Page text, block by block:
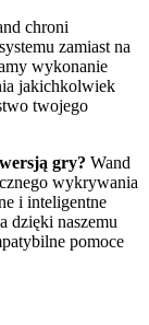
chroni
zamiast na
wykonanie
jakichkolwiek
twojego
gry? Wand
wykrywania
i inteligentne
dzięki naszemu
pomoce